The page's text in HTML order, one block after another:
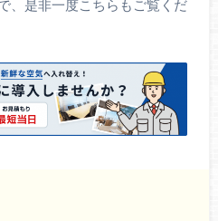
、是非一度こちらもご覧くだ